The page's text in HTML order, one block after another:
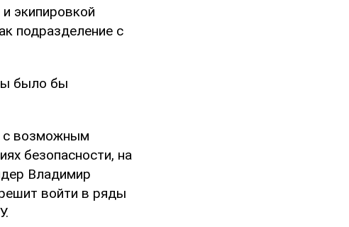
экипировкой
подразделение с
было бы
с возможным
безопасности, на
Владимир
войти в ряды